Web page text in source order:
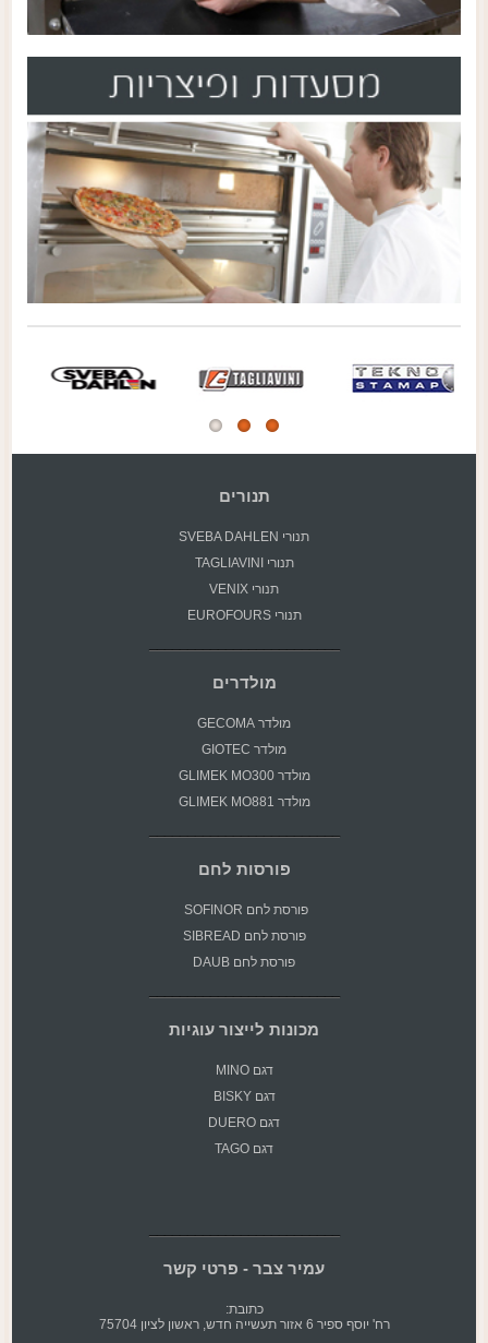
תנורים
תנורי SVEBA DAHLEN
תנורי TAGLIAVINI
תנורי VENIX
תנורי EUROFOURS
מולדרים
מולדר GECOMA
מולדר GIOTEC
מולדר GLIMEK MO300
מולדר GLIMEK MO881
פורסות לחם
פורסת לחם SOFINOR
פורסת לחם SIBREAD
פורסת לחם DAUB
מכונות לייצור עוגיות
דגם MINO
דגם BISKY
דגם DUERO
דגם TAGO
עמיר צבר - פרטי קשר
כתובת:
רח' יוסף ספיר 6 אזור תעשייה חדש, ראשון לציון 75704